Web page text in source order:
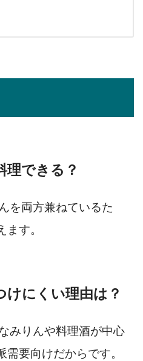
理できる？
を両方兼ねているた
す。
けにくい理由は？
みりんや料理酒が中心
要向けだからです。